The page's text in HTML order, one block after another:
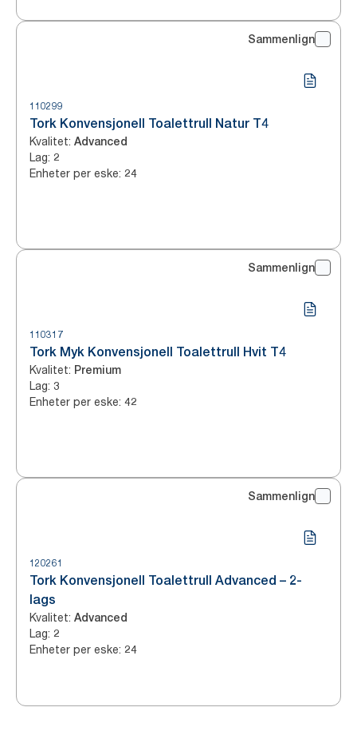
Sammenlign
110299
Tork Konvensjonell Toalettrull Natur T4
Kvalitet: Advanced
Lag: 2
Enheter per eske: 24
Sammenlign
110317
Tork Myk Konvensjonell Toalettrull Hvit T4
Kvalitet: Premium
Lag: 3
Enheter per eske: 42
Sammenlign
120261
Tork Konvensjonell Toalettrull Advanced – 2-
lags
Kvalitet: Advanced
Lag: 2
Enheter per eske: 24